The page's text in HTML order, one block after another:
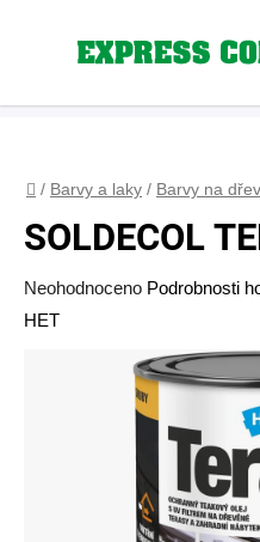
Domů
/ Barvy a laky / Barvy na
SOLDECOL
Průměrné
hodnocení
Neohodnoceno Podrobnosti
HET